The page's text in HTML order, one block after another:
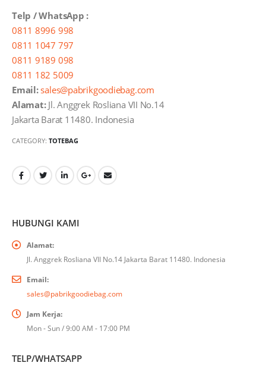
Telp / WhatsApp :
0811 8996 998
0811 1047 797
0811 9189 098
0811 182 5009
Email: sales@pabrikgoodiebag.com
Alamat:Jl. Anggrek Rosliana VII No.14
Jakarta Barat 11480. Indonesia
CATEGORY: TOTEBAG
HUBUNGI KAMI
Alamat:
Jl. Anggrek Rosliana VII No.14 Jakarta Barat 11480. Indonesia
Email:
sales@pabrikgoodiebag.com
Jam Kerja:
Mon - Sun / 9:00 AM - 17:00 PM
TELP/WHATSAPP